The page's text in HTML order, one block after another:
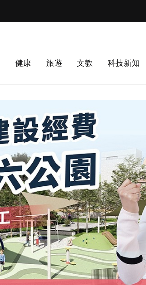
健康 旅遊 文教 科技新知